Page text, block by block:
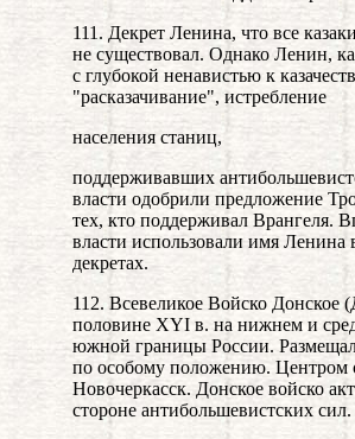
111. Декрет Ленина, что все
не существовал. Однако Ленин,
с глубокой ненавистью к
"расказачивание", истребление
населения станиц,
поддерживавших
власти одобрили предложение
тех, кто поддерживал Врангеля.
власти использовали имя Ленина
декретах.
112. Всевеликое Войско Донское
половине XYI в. на нижнем и
южной границы России.
по особому положению. Центром
Новочеркасск. Донское войско
стороне антибольшевистских